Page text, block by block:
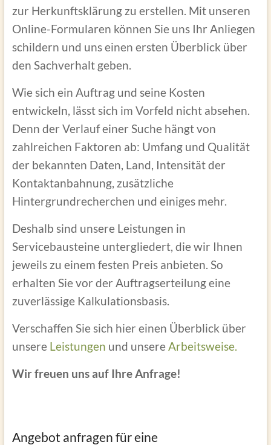
zur Herkunftsklärung zu erstellen. Mit unseren
Online-Formularen können Sie uns Ihr Anliegen
schildern und uns einen ersten Überblick über
den Sachverhalt geben.
Wie sich ein Auftrag und seine Kosten
entwickeln, lässt sich im Vorfeld nicht absehen.
Denn der Verlauf einer Suche hängt von
zahlreichen Faktoren ab: Umfang und Qualität
der bekannten Daten, Land, Intensität der
Kontaktanbahnung, zusätzliche
Hintergrundrecherchen und einiges mehr.
Deshalb sind unsere Leistungen in
Servicebausteine untergliedert, die wir Ihnen
jeweils zu einem festen Preis anbieten. So
erhalten Sie vor der Auftragserteilung eine
zuverlässige Kalkulationsbasis.
Verschaffen Sie sich hier einen Überblick über
unsere Leistungen und unsereArbeitsweise.
Wir freuen uns auf Ihre Anfrage!
Angebot anfragen für eine